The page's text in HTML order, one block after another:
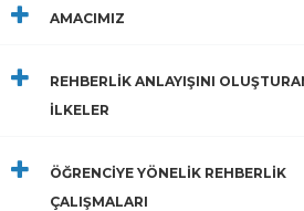
AMACIMIZ
REHBERLİK ANLAYIŞINI
İLKELER
ÖĞRENCİYE YÖNELİK REHBERLİK
ÇALIŞMALARI